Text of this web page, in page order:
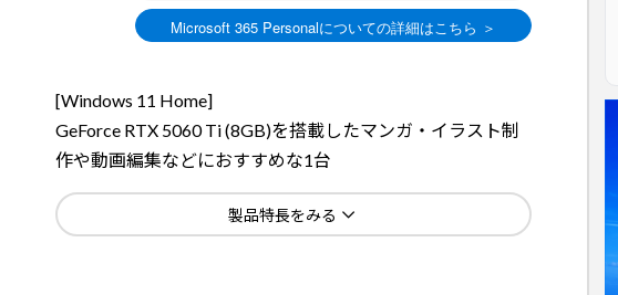
[Windows 11 Home]
GeForce RTX 5060 Ti (8GB)を搭載したマンガ・イラスト制
作や動画編集などにおすすめな1台
製品特長をみる